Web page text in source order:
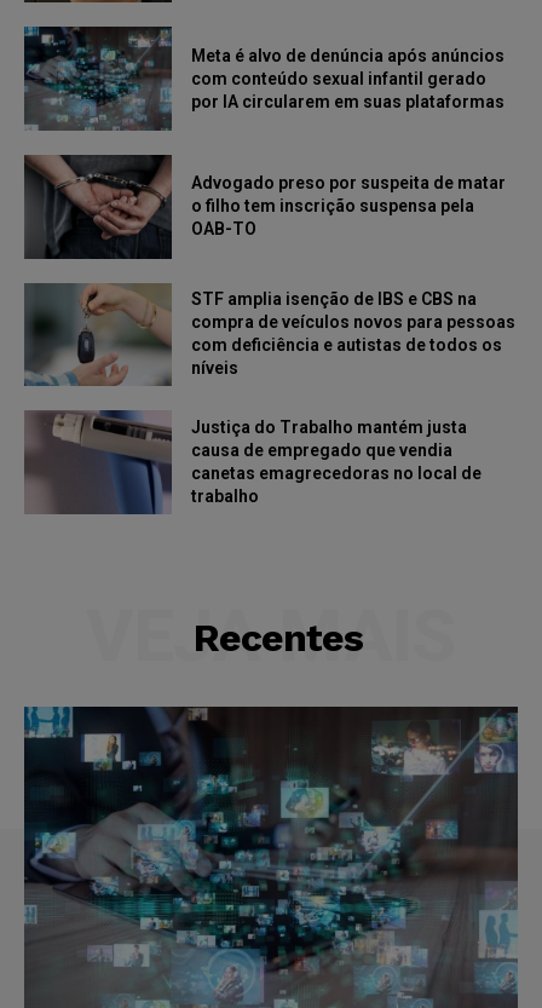
Meta é alvo de denúncia após anúncios
com conteúdo sexual infantil gerado
por IA circularem em suas plataformas
Advogado preso por suspeita de matar
o filho tem inscrição suspensa pela
OAB-TO
STF amplia isenção de IBS e CBS na
compra de veículos novos para pessoas
com deficiência e autistas de todos os
níveis
Justiça do Trabalho mantém justa
causa de empregado que vendia
canetas emagrecedoras no local de
trabalho
Recentes
VEJA MAIS